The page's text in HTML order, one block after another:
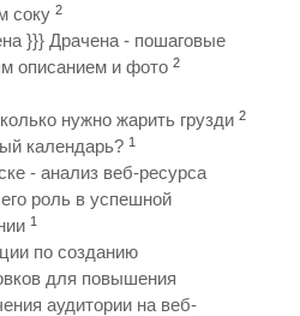
соку 2
}}} Драчена - пошаговые
описанием и фото 2
нужно жарить грузди 2
календарь? 1
- анализ веб-ресурса
роль в успешной
1
по созданию
для повышения
аудитории на веб-